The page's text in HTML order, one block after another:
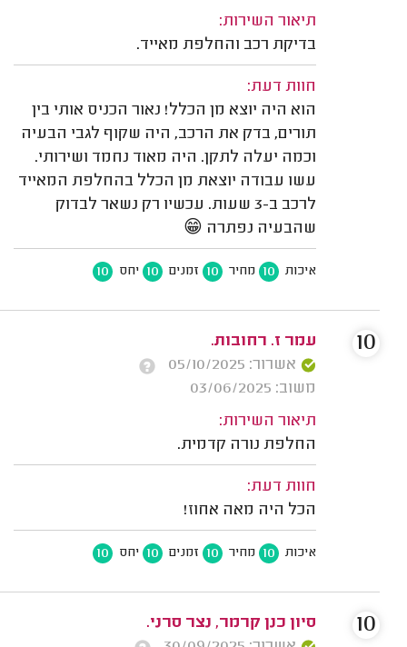
תיאור השירות:
בדיקת רכב והחלפת מאייד.
חוות דעת:
הוא היה יוצא מן הכלל! נאור הכניס אותי בין
תורים, בדק את הרכב, היה שקוף לגבי הבעיה
וכמה יעלה לתקן. היה מאוד נחמד ושירותי.
עשו עבודה יוצאת מן הכלל בהחלפת המאייד
לרכב ב-3 שעות. עכשיו רק נשאר לבדוק
שהבעיה נפתרה 😁
איכות 10 מחיר 10 זמנים 10 יחס 10
עמר ז. רחובות.
אשרור: 05/10/2025
משוב: 03/06/2025
תיאור השירות:
החלפת נורה קדמית.
חוות דעת:
הכל היה מאה אחוז!
איכות 10 מחיר 10 זמנים 10 יחס 10
10
סיון כנן קרמר, נצר סרני.
10